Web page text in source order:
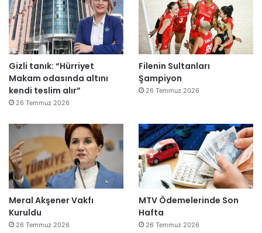
Gizli tanık: “Hürriyet
Makam odasında altını
kendi teslim alır”
26 Temmuz 2026
Filenin Sultanları
Şampiyon
26 Temmuz 2026
Meral Akşener Vakfı
Kuruldu
26 Temmuz 2026
MTV Ödemelerinde Son
Hafta
26 Temmuz 2026